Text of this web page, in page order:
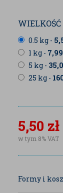
0.5 kg -
1 kg - 7,99
5 kg -
25 kg -
5,50 zł
w tym 8% VAT
Formy i